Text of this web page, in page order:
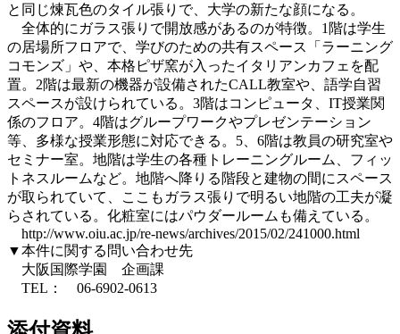
と同じ煉瓦色のタイル張りで、大学の新たな顔になる。
全体的にガラス張りで開放感があるのが特徴。1階は学生
の居場所フロアで、学びのための共有スペース「ラーニング
コモンズ」や、本格ピザ窯が入ったイタリアンカフェを配
置。2階は最新の機器が設備されたCALL教室や、語学自習
スペースが設けられている。3階はコンピュータ、IT授業関
係のフロア。4階はグループワークやプレゼンテーション
等、多様な授業形態に対応できる。5、6階は教員の研究室や
セミナー室。地階は学生の各種トレーニングルーム、フィッ
トネスルームなど。地階へ降りる階段と建物の間にスペース
が取られていて、ここもガラス張りで明るい地階の工夫が凝
らされている。化粧室にはパウダールームも備えている。
http://www.oiu.ac.jp/re-news/archives/2015/02/241000.html
▼本件に関する問い合わせ先
大阪国際学園 企画課
TEL： 06-6902-0613